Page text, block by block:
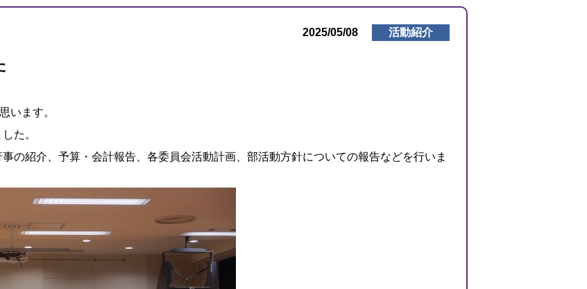
2025/05/08 活動紹介
います。
た。
の紹介、予算・会計報告、各委員会活動計画、部活動方針についての報告などを行いま